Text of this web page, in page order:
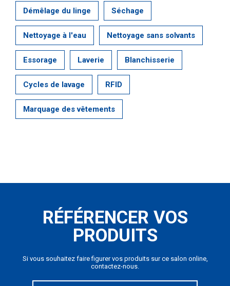
Démêlage du linge Séchage
Nettoyage à l'eau Nettoyage sans solvants
Essorage Laverie Blanchisserie
Cycles de lavage RFID
Marquage des vêtements
RÉFÉRENCER VOS
PRODUITS
Si vous souhaitez faire figurer vos produits sur ce salon online,
contactez-nous.